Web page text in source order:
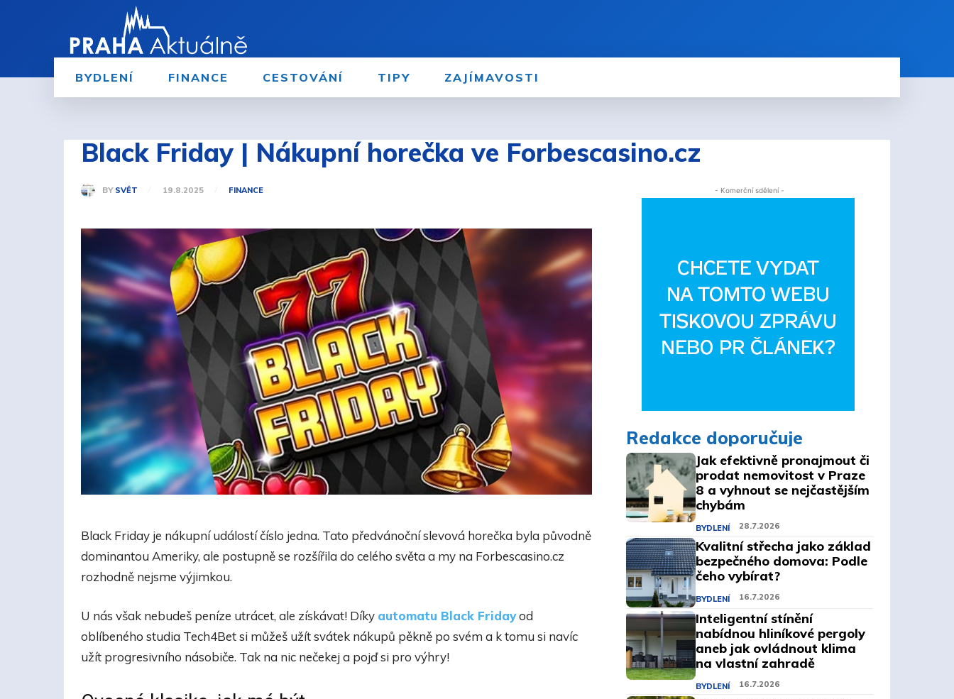
BYDLENÍ FINANCE CESTOVÁNÍ TIPY ZAJÍMAVOSTI
Black Friday | Nákupní horečka ve Forbescasino.cz
BY SVĚT 19.8.2025 FINANCE
Black Friday je nákupní událostí číslo jedna. Tato předvánoční slevová horečka byla původně
dominantou Ameriky, ale postupně se rozšířila do celého světa a my na Forbescasino.cz
rozhodně nejsme výjimkou.
U nás však nebudeš peníze utrácet, ale získávat! Díky automatu Black Fridayod
oblíbeného studia Tech4Bet si můžeš užít svátek nákupů pěkně po svém a k tomu si navíc
užít progresivního násobiče. Tak na nic nečekej a pojď si pro výhry!
- Komerční sdělení -
Redakce doporučuje
Jak efektivně pronajmout či
prodat nemovitost v Praze
8 a vyhnout se nejčastějším
chybám
BYDLENÍ 28.7.2026
Kvalitní střecha jako základ
bezpečného domova: Podle
čeho vybírat?
BYDLENÍ 16.7.2026
Inteligentní stínění
nabídnou hliníkové pergoly
aneb jak ovládnout klima
na vlastní zahradě
BYDLENÍ 16.7.2026